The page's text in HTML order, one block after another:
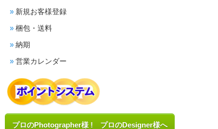
新規お客様登録
梱包・送料
納期
営業カレンダー
プロのPhotographer様 ! プロのDesigner様へ